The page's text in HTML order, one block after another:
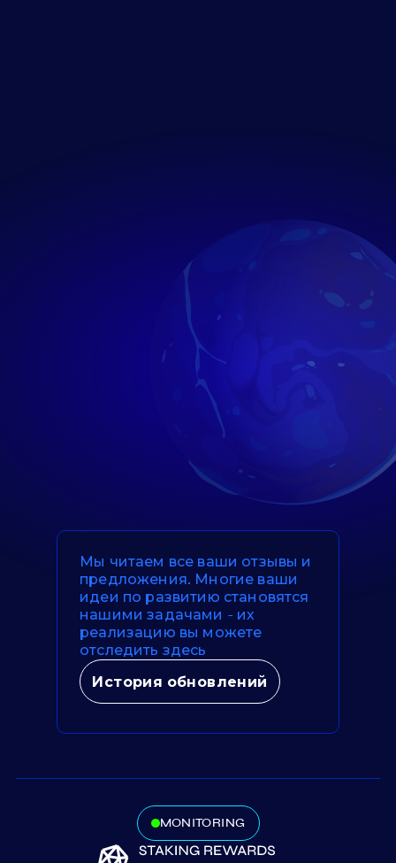
Мы читаем все ваши отзывы и
предложения. Многие ваши
идеи по развитию становятся
нашими задачами - их
реализацию вы можете
отследить здесь
История обновлений
MONITORING